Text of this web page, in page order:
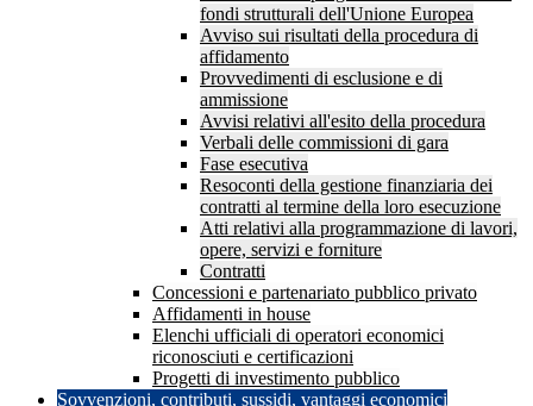
fondi strutturali dell'Unione Europea
Avviso sui risultati della procedura di
affidamento
Provvedimenti di esclusione e di
ammissione
Avvisi relativi all'esito della procedura
Verbali delle commissioni di gara
Fase esecutiva
Resoconti della gestione finanziaria dei
contratti al termine della loro esecuzione
Atti relativi alla programmazione di lavori,
opere, servizi e forniture
Contratti
Concessioni e partenariato pubblico privato
Affidamenti in house
Elenchi ufficiali di operatori economici
riconosciuti e certificazioni
Progetti di investimento pubblico
Sovvenzioni, contributi, sussidi, vantaggi economici